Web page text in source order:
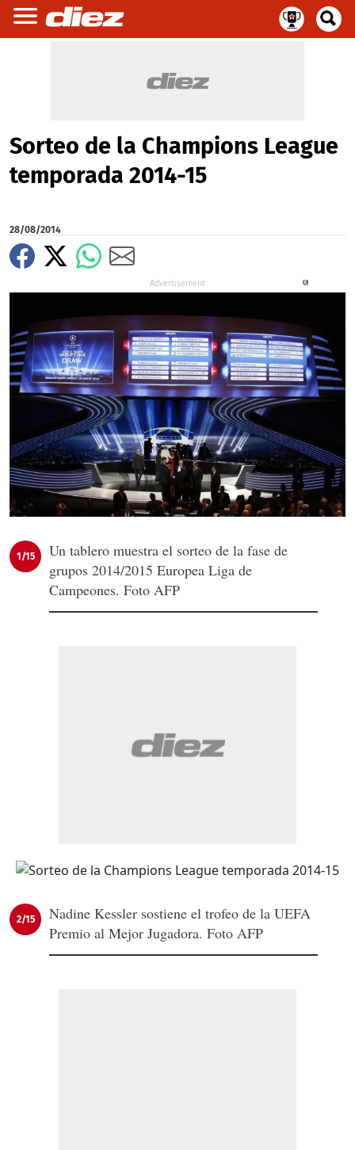
Sorteo de la Champions League
temporada 2014-15
28/08/2014
1/15
Un tablero muestra el sorteo de la fase de
grupos 2014/2015 Europea Liga de
Campeones. Foto AFP
2/15
Nadine Kessler sostiene el trofeo de la UEFA
Premio al Mejor Jugadora. Foto AFP
X